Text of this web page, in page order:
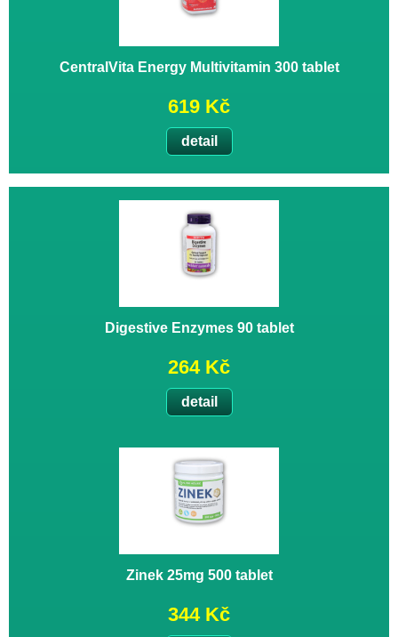
CentralVita Energy Multivitamin 300 tablet
619 Kč
detail
Digestive Enzymes 90 tablet
264 Kč
detail
Zinek 25mg 500 tablet
344 Kč